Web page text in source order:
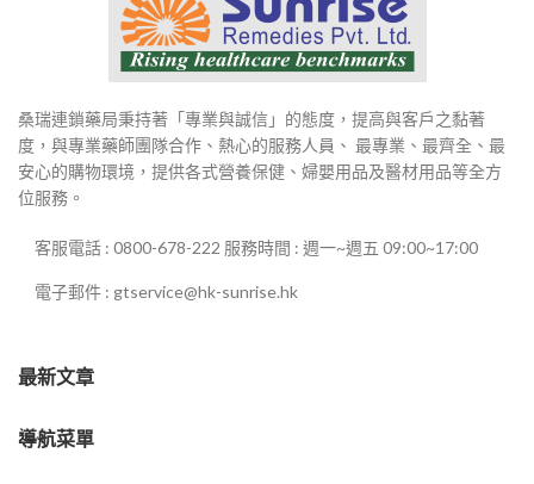
桑瑞連鎖藥局秉持著「專業與誠信」的態度，提高與客戶之黏著
度，與專業藥師團隊合作、熱心的服務人員、 最專業、最齊全、最
安心的購物環境，提供各式營養保健、婦嬰用品及醫材用品等全方
位服務。
客服電話 : 0800-678-222 服務時間 : 週一~週五 09:00~17:00
電子郵件 : gtservice@hk-sunrise.hk
最新文章
導航菜單